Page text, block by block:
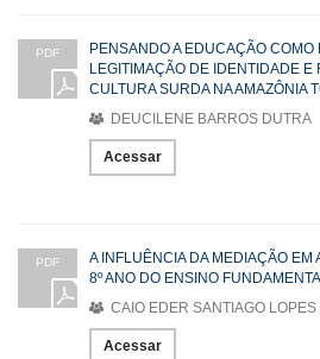
PDF
PENSANDO A EDUCAÇÃO COMO
LEGITIMAÇÃO DE IDENTIDADE
CULTURA SURDA NA AMAZÔNIA
DEUCILENE BARROS DUTRA
Acessar
PDF
A INFLUÊNCIA DA MEDIAÇÃO EM
8º ANO DO ENSINO
CAIO EDER SANTIAGO
Acessar